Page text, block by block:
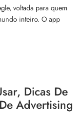
voltada para quem
inteiro. O app
Dicas De
Advertising